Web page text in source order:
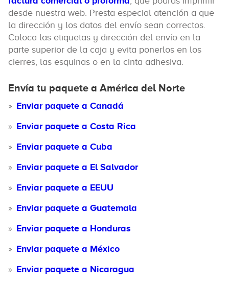
desde nuestra web. Presta especial atención a que
la dirección y los datos del envío sean correctos.
Coloca las etiquetas y dirección del envío en la
parte superior de la caja y evita ponerlos en los
cierres, las esquinas o en la cinta adhesiva.
Envía tu paquete a América del Norte
Enviar paquete a Canadá
Enviar paquete a Costa Rica
Enviar paquete a Cuba
Enviar paquete a El Salvador
Enviar paquete a EEUU
Enviar paquete a Guatemala
Enviar paquete a Honduras
Enviar paquete a México
Enviar paquete a Nicaragua